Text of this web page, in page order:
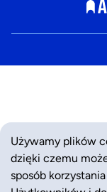
Używamy plików
dzięki czemu
sposób